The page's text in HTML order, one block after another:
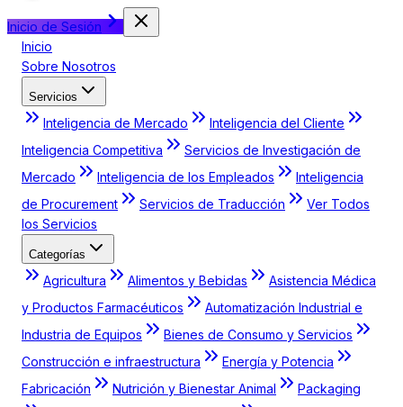
Inicio de Sesión
Inicio
Sobre Nosotros
Servicios
Inteligencia de Mercado
Inteligencia del Cliente
Inteligencia Competitiva
Servicios de Investigación de
Mercado
Inteligencia de los Empleados
Inteligencia
de Procurement
Servicios de Traducción
Ver Todos
los Servicios
Categorías
Agricultura Alimentos y Bebidas
Asistencia Médica
y Productos Farmacéuticos
Automatización Industrial e
Industria de Equipos
Bienes de Consumo y Servicios
Construcción e infraestructura
Energía y Potencia
Fabricación
Nutrición y Bienestar Animal
Packaging